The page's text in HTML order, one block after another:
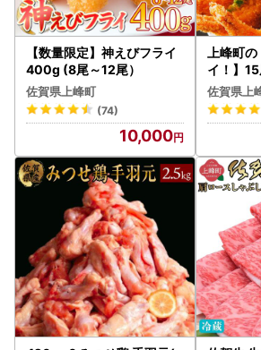
【数量限定】神えびフライ
400g (8尾～12尾）
佐賀県上峰町
(74)
10,000
上峰町
イ！】
佐賀県上